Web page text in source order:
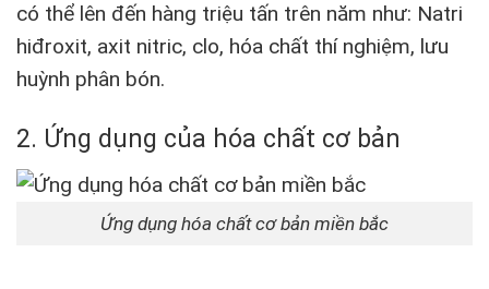
có thể lên đến hàng triệu tấn trên năm như: Natri
hiđroxit, axit nitric, clo, hóa chất thí nghiệm, lưu
huỳnh phân bón.
2. Ứng dụng của hóa chất cơ bản
Ứng dụng hóa chất cơ bản miền bắc